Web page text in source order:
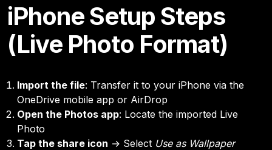
iPhone Setup Steps
(Live Photo Format)
Import the file: Transfer it to your iPhone via the
OneDrive mobile app or AirDrop
Open the Photos app: Locate the imported Live
Photo
Tap the share icon → Select Use as Wallpaper